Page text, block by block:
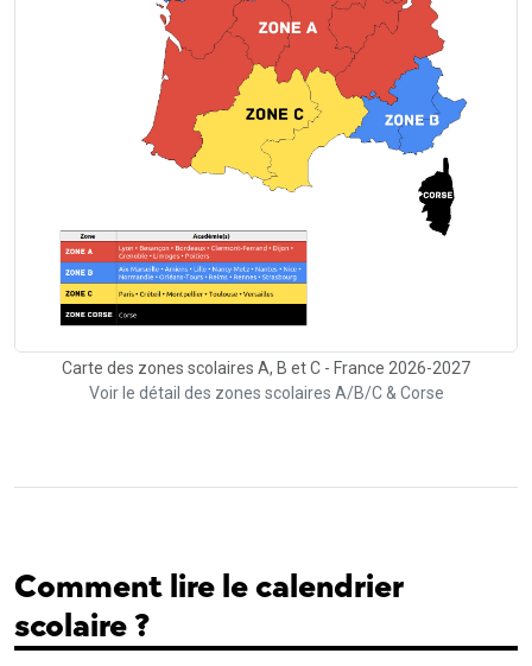
Carte des zones scolaires A, B et C - France 2026-2027
Voir le détail des zones scolaires A/B/C & Corse
Comment lire le calendrier
scolaire ?